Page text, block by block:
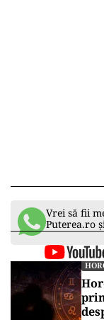
Vrei să fii
Puterea.ro